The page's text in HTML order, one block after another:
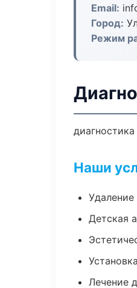
Email:
Город:
Режим
Наши
Детская
Лечение